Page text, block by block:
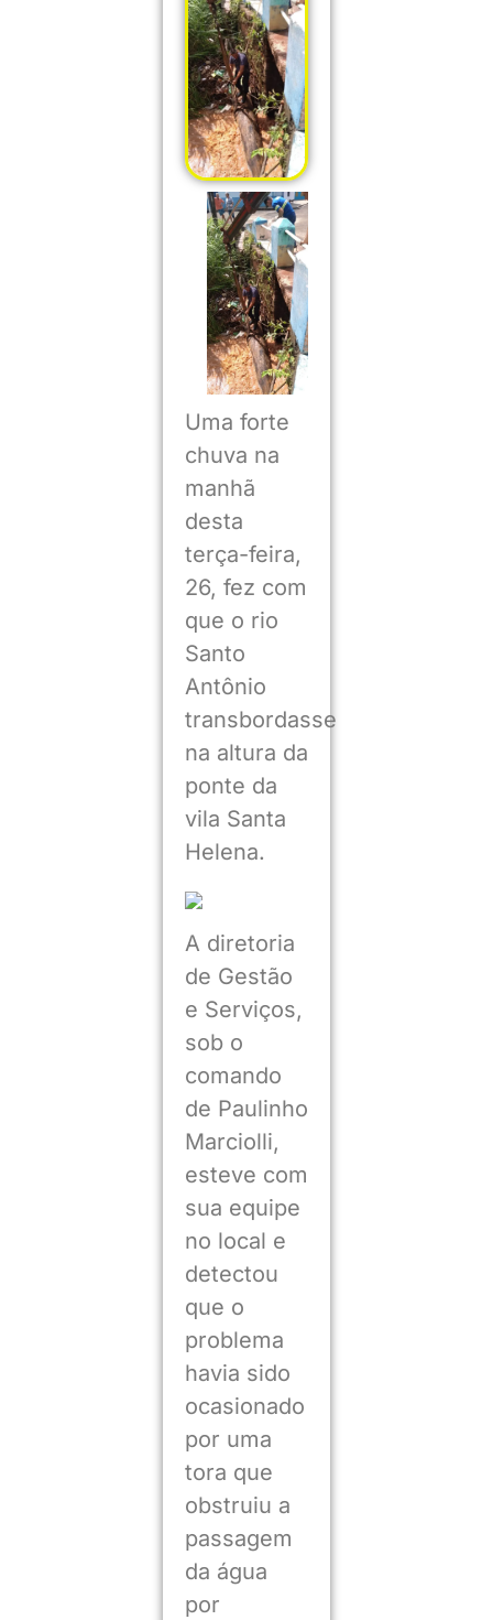
Uma forte
chuva na
manhã
desta
terça-feira,
26, fez com
que o rio
Santo
Antônio
transbordasse
na altura da
ponte da
vila Santa
Helena.
A diretoria
de Gestão
e Serviços,
sob o
comando
de Paulinho
Marciolli,
esteve com
sua equipe
no local e
detectou
que o
problema
havia sido
ocasionado
por uma
tora que
obstruiu a
passagem
da água
por